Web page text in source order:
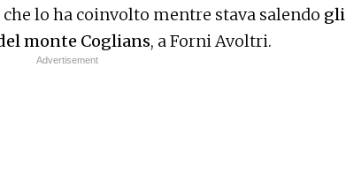
lo ha coinvolto mentre stava salendo gli
monte Coglians, a Forni Avoltri.